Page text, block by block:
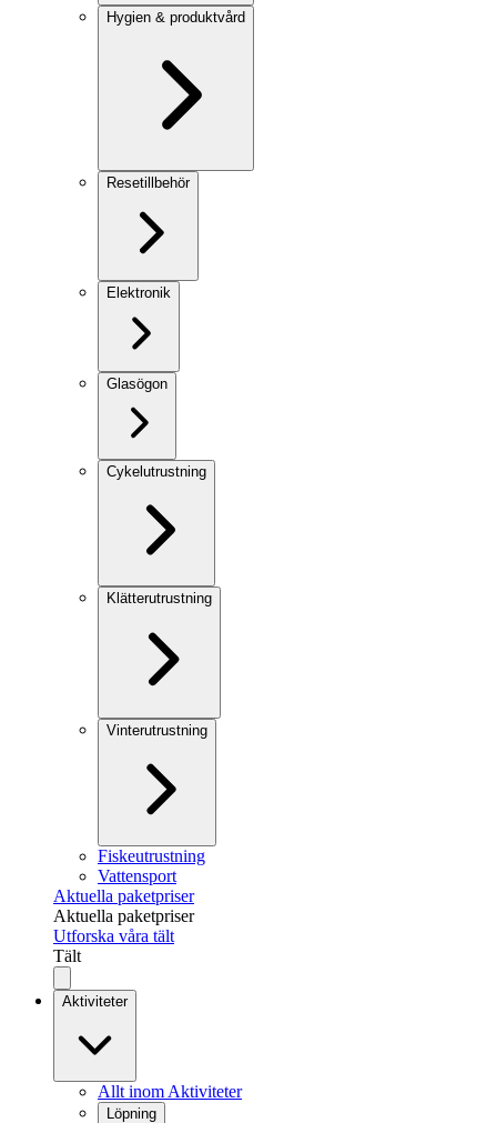
Hygien & produktvård
Resetillbehör
Elektronik
Glasögon
Cykelutrustning
Klätterutrustning
Vinterutrustning
Fiskeutrustning
Vattensport
Aktuella paketpriser
Aktuella paketpriser
Utforska våra tält
Tält
Aktiviteter
Allt inom Aktiviteter
Löpning